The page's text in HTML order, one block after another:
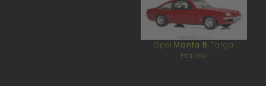
Opel Manta B, Targa
Praliné